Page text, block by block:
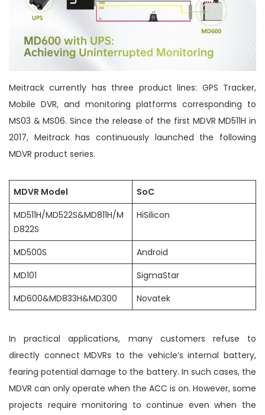
Meitrack currently has three product lines: GPS Tracker,
Mobile DVR, and monitoring platforms corresponding to
MS03 & MS06. Since the release of the first MDVR MD511H in
2017, Meitrack has continuously launched the following
MDVR product series.
MDVR Model
SoC
MD511H/MD522S&MD811H/M
D822S
HiSilicon
MD500S
Android
MD101
SigmaStar
MD600&MD833H&MD300
Novatek
In practical applications, many customers refuse to
directly connect MDVRs to the vehicle’s internal battery,
fearing potential damage to the battery. In such cases, the
MDVR can only operate when the ACC is on. However, some
projects require monitoring to continue even when the